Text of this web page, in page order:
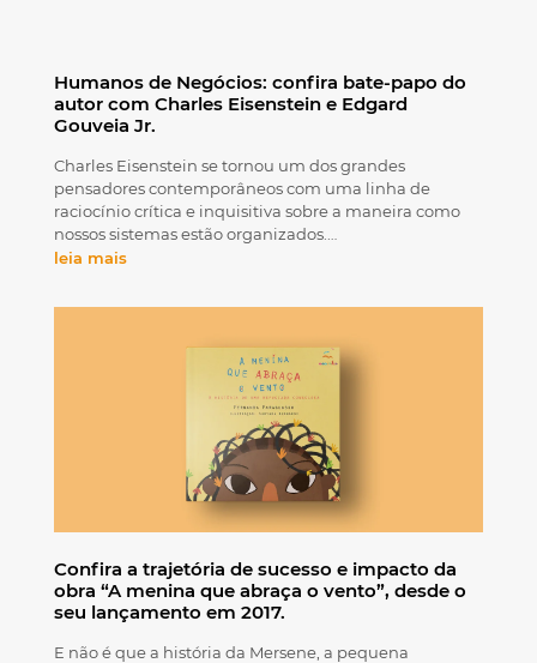
Humanos de Negócios: confira bate-papo do
autor com Charles Eisenstein e Edgard
Gouveia Jr.
Charles Eisenstein se tornou um dos grandes
pensadores contemporâneos com uma linha de
raciocínio crítica e inquisitiva sobre a maneira como
nossos sistemas estão organizados.…
leia mais
Confira a trajetória de sucesso e impacto da
obra “A menina que abraça o vento”, desde o
seu lançamento em 2017.
E não é que a história da Mersene, a pequena